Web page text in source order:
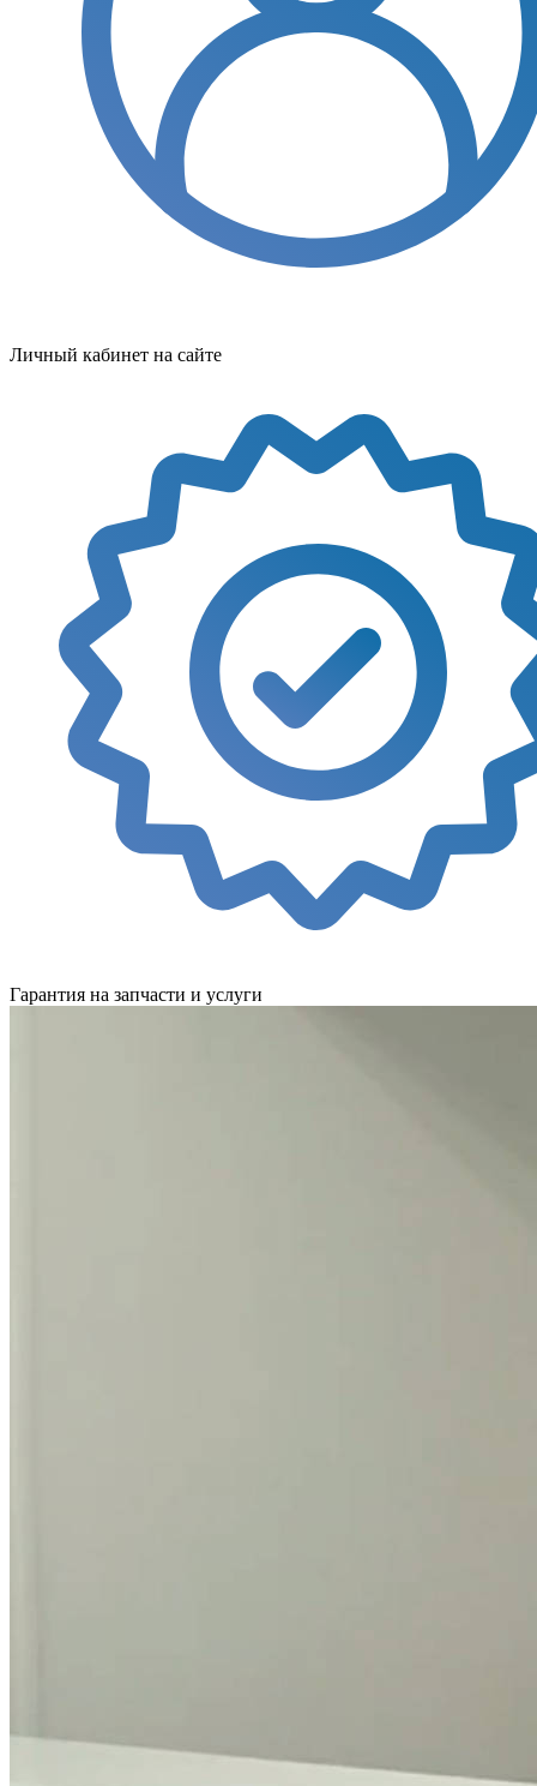
Личный кабинет на сайте
Гарантия на запчасти и услуги